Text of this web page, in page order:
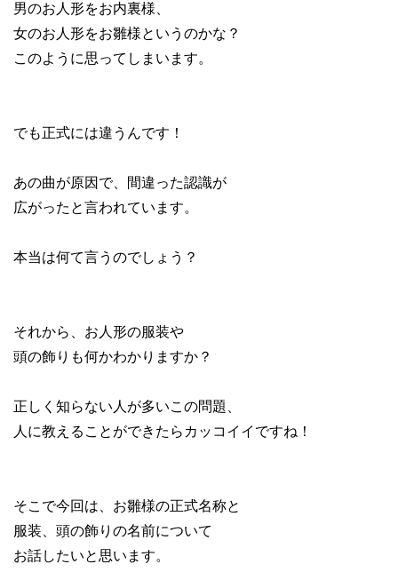
男のお人形をお内裏様、
女のお人形をお雛様というのかな？
このように思ってしまいます。
でも正式には違うんです！
あの曲が原因で、間違った認識が
広がったと言われています。
本当は何て言うのでしょう？
それから、お人形の服装や
頭の飾りも何かわかりますか？
正しく知らない人が多いこの問題、
人に教えることができたらカッコイイですね！
そこで今回は、お雛様の正式名称と
服装、頭の飾りの名前について
お話したいと思います。